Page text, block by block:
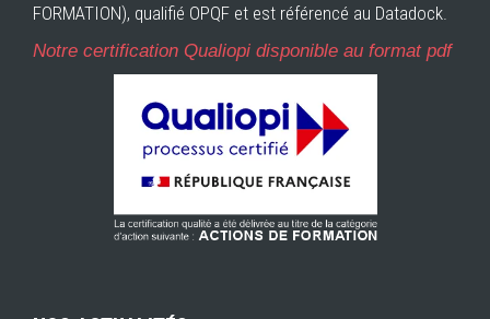
FORMATION), qualifié OPQF et est référencé au Datadock.
Notre certification Qualiopi disponible au format pdf